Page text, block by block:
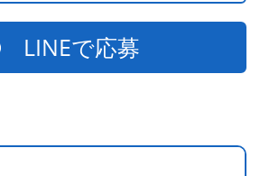
LINEで応募